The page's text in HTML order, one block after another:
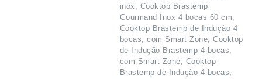
inox, Cooktop Brastemp
Gourmand Inox 4 bocas 60 cm,
Cooktop Brastemp de Indução 4
bocas, com Smart Zone, Cooktop
de Indução Brastemp 4 bocas,
com Smart Zone, Cooktop
Brastemp de Indução 4 bocas,